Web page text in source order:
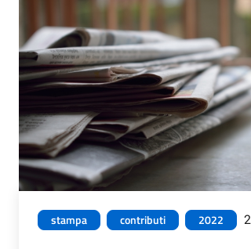
stampa contributi 2022